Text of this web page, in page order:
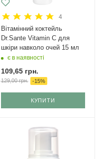
4
Вітамінний коктейль
Dr.Sante Vitamin C для
шкіри навколо очей 15 мл
є в наявності
109,65грн.
129,00грн. -15%
КУПИТИ